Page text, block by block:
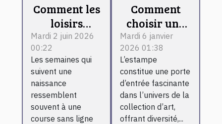
Comment les
loisirs
créatifs
changent la
vie des
jeunes
mamans
fatiguées
Mardi 2 juin 2026
00:22
Les semaines qui
suivent une
naissance
ressemblent
souvent à une
course sans ligne
Comment
choisir une
estampe
pour débuter
une
collection
d'art ?
Mardi 6 janvier
2026 01:38
L’estampe
constitue une porte
d’entrée fascinante
dans l’univers de la
collection d’art,
offrant diversité,...